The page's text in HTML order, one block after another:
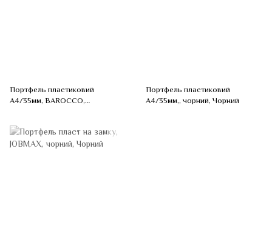
Портфель пластиковий
A4/35мм, BAROCCO,
Портфель пластиковий
A4/35мм,, чорний, Чорний